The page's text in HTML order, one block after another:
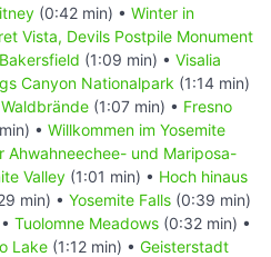
(0:42 min) • Winter in
Vista, Devils Postpile Monument
Bakersfield (1:09 min) • Visalia
Canyon Nationalpark (1:14 min)
(1:07 min) • Fresno
• Willkommen im Yosemite
Ahwahneechee- und Mariposa-
Valley (1:01 min) • Hoch hinaus
min) • Yosemite Falls (0:39 min)
Tuolomne Meadows (0:32 min) •
Lake (1:12 min) • Geisterstadt